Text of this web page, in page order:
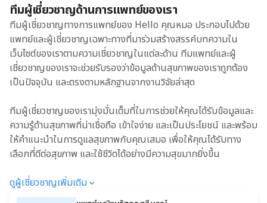
ทีมผู้เชี่ยวชาญด้านการแพทย์ของเรา
ทีมผู้เชี่ยวชาญทางการแพทย์ของ Hello คุณหมอ ประกอบไปด้วย
แพทย์และผู้เชี่ยวชาญเฉพาะทางที่มาร่วมสร้างสรรค์บทความใน
เว็บไซต์ของเราตามความเชี่ยวชาญในแต่ละด้าน ทีมแพทย์และผู้
เชี่ยวชาญของเราจะช่วยรับรองว่าข้อมูลด้านสุขภาพของเราถูกต้อง
เป็นปัจจุบัน และตรงตามหลักฐานจากงานวิจัยล่าสุด
ทีมผู้เชี่ยวชาญของเรามุ่งมั่นเต็มที่ในการช่วยให้คุณได้รับข้อมูลและ
ความรู้ด้านสุขภาพที่น่าเชื่อถือ เข้าใจง่าย และเป็นประโยชน์ และพร้อม
ให้คำแนะนำในการดูแลสุขภาพกับคุณเสมอ เพื่อให้คุณได้รับทาง
เลือกที่ดีต่อสุขภาพ และใช้ชีวิตได้อย่างมีความสุขมากยิ่งขึ้น
ดูผู้เชี่ยวชาญเพิ่มเติม